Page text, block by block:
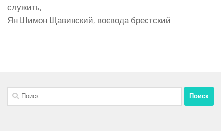
служить,
Ян Шимон Щавинский, воевода брестский.
Найти: